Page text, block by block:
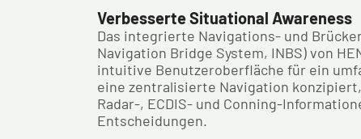
Verbesserte Situational Awareness
Das integrierte Navigations- und
Navigation Bridge System, INBS) von
intuitive Benutzeroberfläche für ein
eine zentralisierte Navigation
Radar-, ECDIS- und Conning-
Entscheidungen.